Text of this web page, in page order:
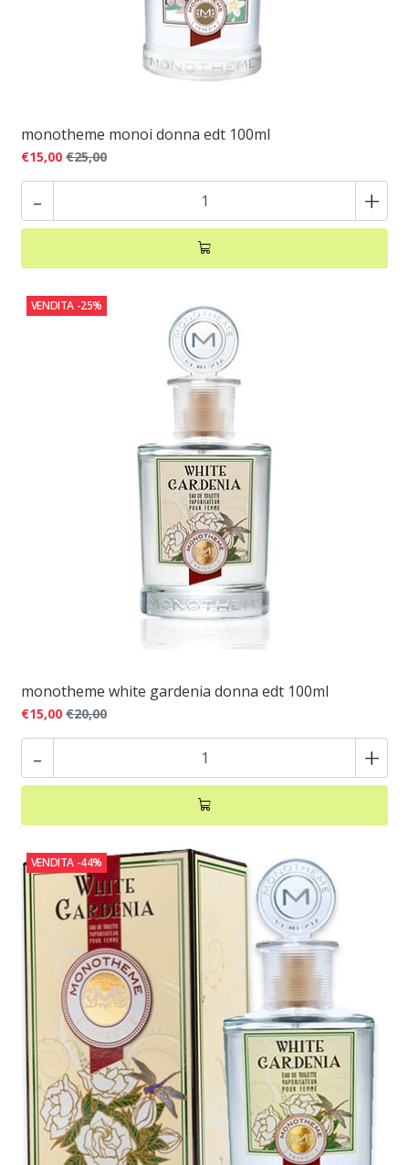
monotheme monoi donna edt 100ml
€15,00 €25,00
- +
VENDITA -25%
monotheme white gardenia donna edt 100ml
€15,00 €20,00
- +
VENDITA -44%